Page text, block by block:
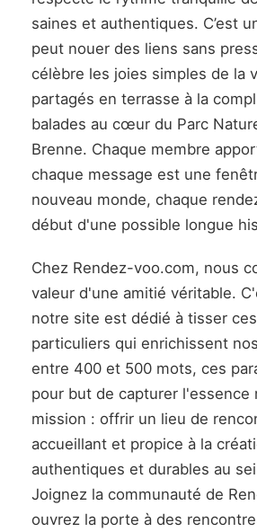
saines et authentiques. C’est
peut nouer des liens sans
célèbre les joies simples de la
partagés en terrasse à la
balades au cœur du Parc
Brenne. Chaque membre
chaque message est une
nouveau monde, chaque
début d'une possible longue
Chez Rendez-voo.com, nous
valeur d'une amitié véritable.
notre site est dédié à tisser
particuliers qui enrichissent
entre 400 et 500 mots, ces
pour but de capturer l'essence
mission : offrir un lieu de
accueillant et propice à la
authentiques et durables au
Joignez la communauté de
ouvrez la porte à des